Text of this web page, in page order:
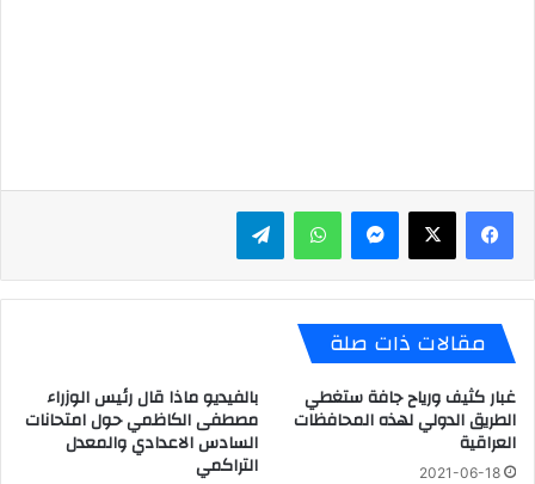
ماسنجر واتساب تيلقرام
مقالات ذات صلة
غبار كثيف ورياح جافة ستغطي
الطريق الدولي لهذه المحافظات
العراقية
2021-06-18
بالفيديو ماذا قال رئيس الوزراء
مصطفى الكاظمي حول امتحانات
السادس الاعدادي والمعدل
التراكمي